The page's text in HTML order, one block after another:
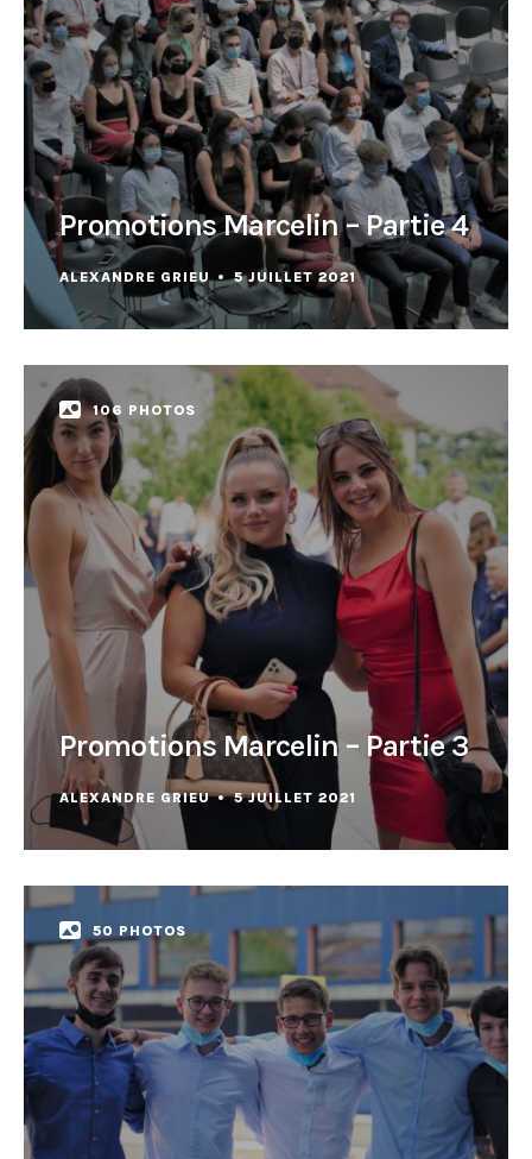
Promotions Marcelin – Partie 4
ALEXANDRE GRIEU 5 JUILLET 2021
106 PHOTOS
Promotions Marcelin – Partie 3
ALEXANDRE GRIEU 5 JUILLET 2021
50 PHOTOS